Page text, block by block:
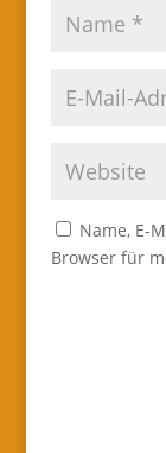
Name, E-
Browser für